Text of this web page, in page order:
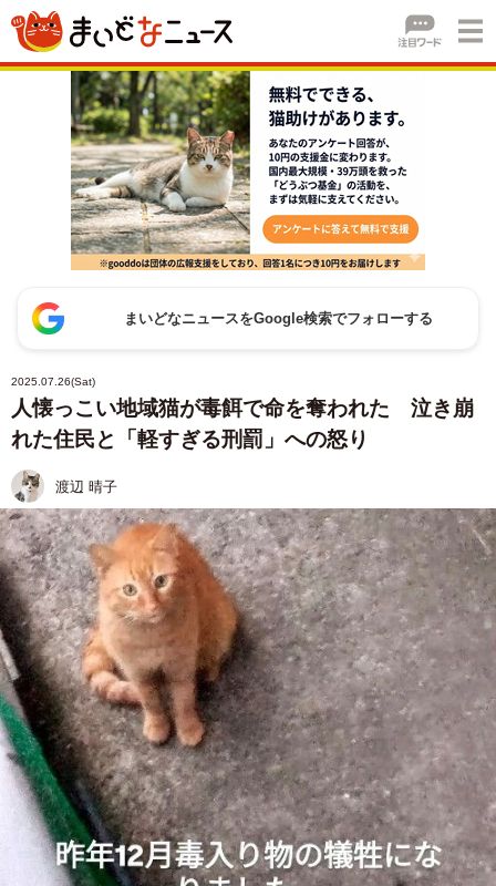
まいどなニュースをGoogle検索でフォローする
2025.07.26(Sat)
人懐っこい地域猫が毒餌で命を奪われた 泣き崩
れた住民と「軽すぎる刑罰」への怒り
渡辺 晴子